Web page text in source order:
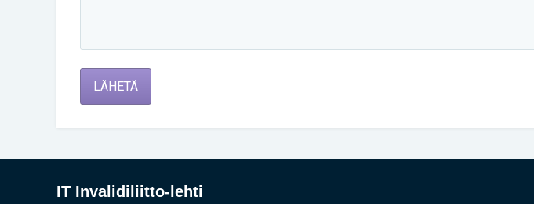
LÄHETÄ
IT Invalidiliitto-lehti